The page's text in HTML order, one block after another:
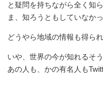
と疑問を持ちながら全く知
ま、知ろうともしていなか
どうやら地域の情報も得られ
いや、世界の今が知れるそ
あの人も、かの有名人も